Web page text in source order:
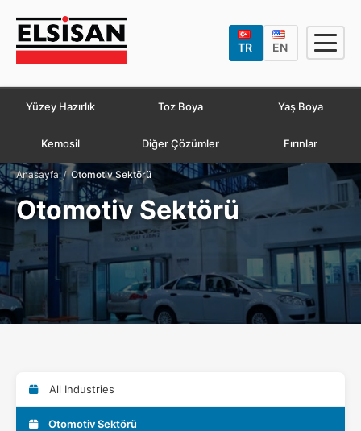
TR EN
Yüzey Hazırlık Toz Boya Yaş Boya
Kemosil Diğer Çözümler Fırınlar
Anasayfa / Otomotiv Sektörü
Otomotiv Sektörü
All Industries
Otomotiv Sektörü